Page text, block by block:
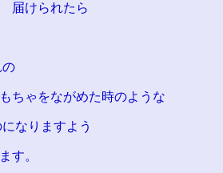
届けられたら
の
ちゃをながめた時のような
なりますよう
す。